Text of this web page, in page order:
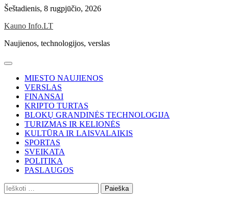
Skip
content
Šeštadienis, 8 rugpjūčio, 2026
Kauno Info.LT
Naujienos, technologijos, verslas
MIESTO NAUJIENOS
VERSLAS
FINANSAI
KRIPTO TURTAS
BLOKŲ GRANDINĖS TECHNOLOGIJA
TURIZMAS IR KELIONĖS
KULTŪRA IR LAISVALAIKIS
SPORTAS
SVEIKATA
POLITIKA
PASLAUGOS
Ieškoti: